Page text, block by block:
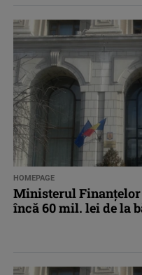
HOMEPAGE
Ministerul
încă 60 mil. lei de la